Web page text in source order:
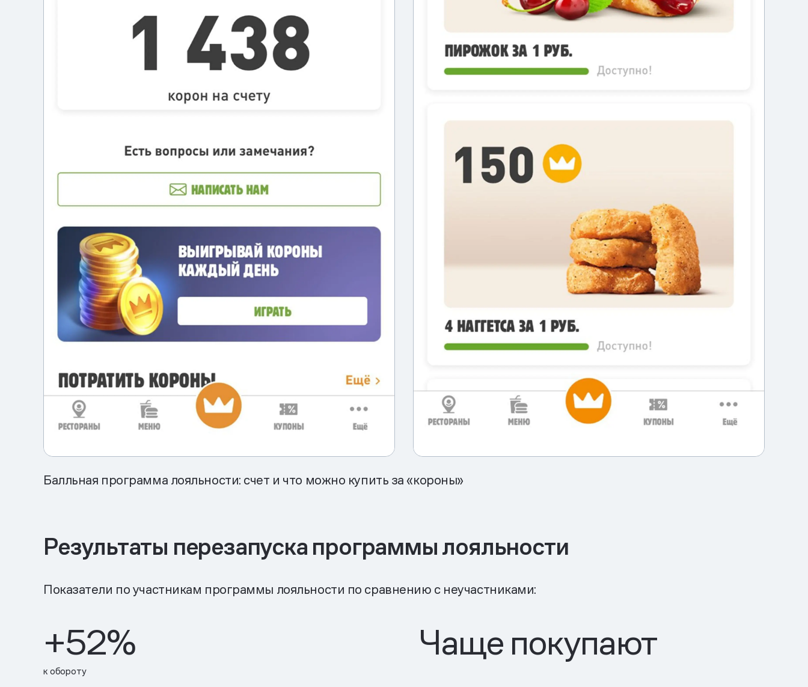
Балльная программа лояльности: счет и что можно купить за «короны»
Результаты перезапуска программы лояльности
Показатели по участникам программы лояльности по сравнению с неучастниками:
+52%
к обороту
Чаще покупают